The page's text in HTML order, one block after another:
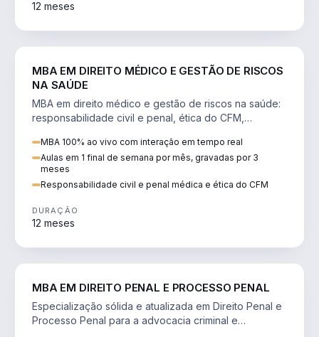
12 meses
MBA EM DIREITO MÉDICO E GESTÃO DE RISCOS
NA SAÚDE
MBA em direito médico e gestão de riscos na saúde:
responsabilidade civil e penal, ética do CFM,
MBA 100% ao vivo com interação em tempo real
Aulas em 1 final de semana por mês, gravadas por 3
meses
Responsabilidade civil e penal médica e ética do CFM
DURAÇÃO
12 meses
MBA EM DIREITO PENAL E PROCESSO PENAL
Especialização sólida e atualizada em Direito Penal e
Processo Penal para a advocacia criminal e